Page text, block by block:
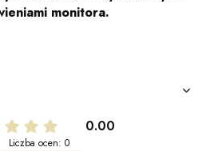
monitora.
0.00
Liczba ocen: 0